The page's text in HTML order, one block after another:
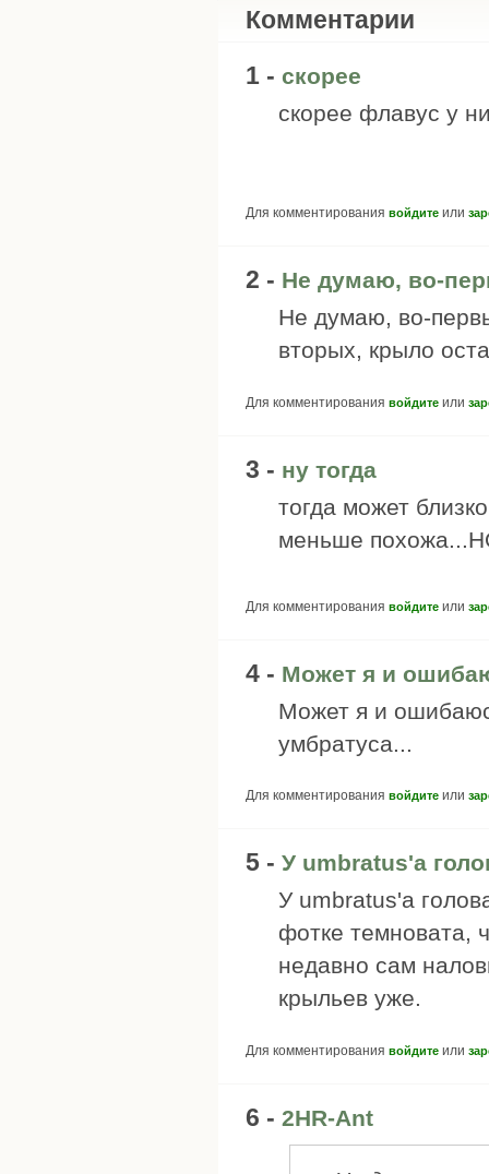
Комментарии
1 - скорее
скорее флавус у
Для комментирования войдите или
2 - Не думаю, во-
Не думаю, во-
вторых, крыло
Для комментирования войдите или
3 - ну тогда
тогда может
меньше
Для комментирования войдите или
4 - Может я и
Может я и
умбратуса...
Для комментирования войдите или
5 - У umbratus'а
У umbratus'а
фотке темновата,
недавно сам
крыльев уже.
Для комментирования войдите или
6 - 2HR-Ant